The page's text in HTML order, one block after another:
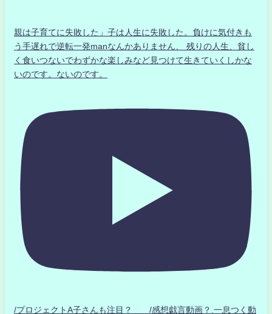
親は子育てに失敗した」子は人生に失敗した。負けに気付きも
う手遅れで逆転一発manなんかありません、 残りの人生、貧し
く食いつないでわずかな楽しみなど見つけて生きていくしかな
いのです。ないのです。
/プロジェクトA子さんも注目？ /感想戯言動画？.一息つく動